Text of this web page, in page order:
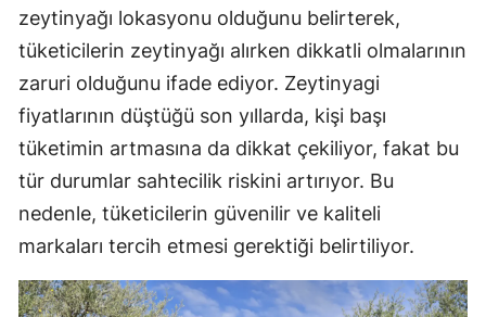
zeytinyağı lokasyonu olduğunu belirterek,
tüketicilerin zeytinyağı alırken dikkatli olmalarının
zaruri olduğunu ifade ediyor. Zeytinyagi
fiyatlarının düştüğü son yıllarda, kişi başı
tüketimin artmasına da dikkat çekiliyor, fakat bu
tür durumlar sahtecilik riskini artırıyor. Bu
nedenle, tüketicilerin güvenilir ve kaliteli
markaları tercih etmesi gerektiği belirtiliyor.